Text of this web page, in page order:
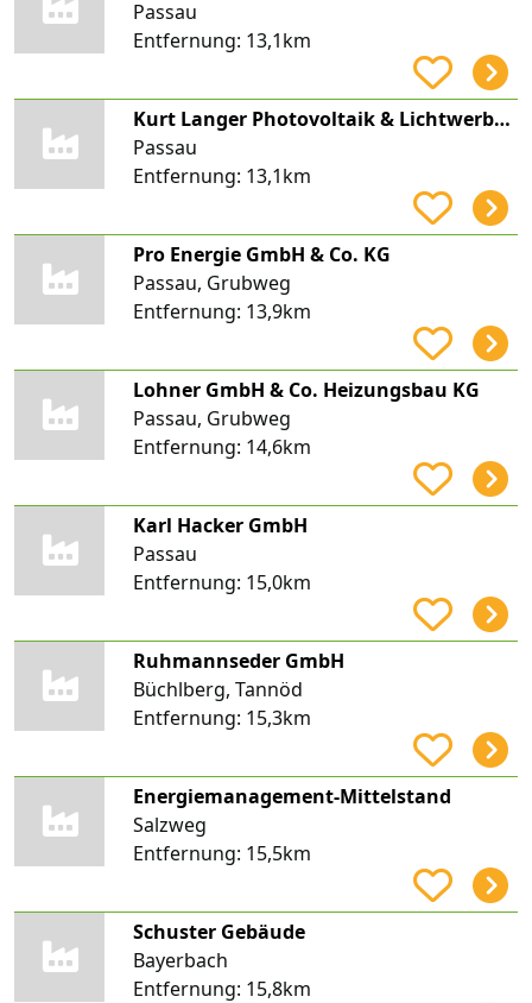
Passau
Entfernung: 13,1km
Kurt Langer Photovoltaik & Lichtwerbung
Passau
Entfernung: 13,1km
Pro Energie GmbH & Co. KG
Passau, Grubweg
Entfernung: 13,9km
Lohner GmbH & Co. Heizungsbau KG
Passau, Grubweg
Entfernung: 14,6km
Karl Hacker GmbH
Passau
Entfernung: 15,0km
Ruhmannseder GmbH
Büchlberg, Tannöd
Entfernung: 15,3km
Energiemanagement-Mittelstand
Salzweg
Entfernung: 15,5km
Schuster Gebäude
Bayerbach
Entfernung: 15,8km